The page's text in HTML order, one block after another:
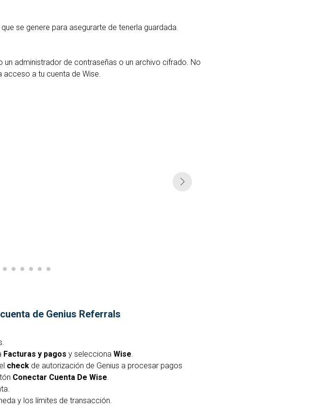
se genere para asegurarte de tenerla guardada.
un administrador de contraseñas o un archivo cifrado. No
a tu cuenta de Wise.
de Genius Referrals
Facturas y pagos y selecciona Wise.
check de autorización de Genius a procesar pagos
Conectar Cuenta De Wise.
y los límites de transacción.